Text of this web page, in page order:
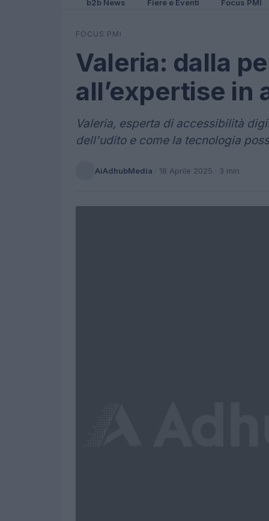
b2b News Fiere e Eventi Focus PMI
FOCUS PMI
Valeria: dalla
all’expertise in
Valeria, esperta di accessibilità
dell'udito e come la tecnologia
AiAdhubMedia · 18 Aprile 2025 · 3 min